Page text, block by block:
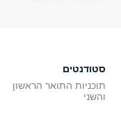
סטודנטים
תוכניות התואר הראשון
והשני